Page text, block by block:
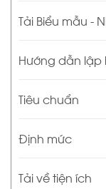
Tải Biểu mẫu -
Hướng dẫn lập
Tiêu chuẩn
Định mức
Tải về tiện ích